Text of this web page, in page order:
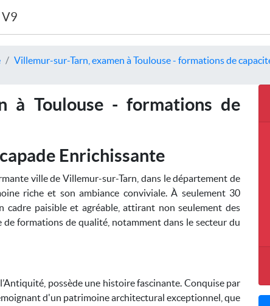
V9
Villemur-sur-Tarn, examen à Toulouse - formations de
à Toulouse - formations de
Enrichissante
ville de Villemur-sur-Tarn, dans le département de
riche et son ambiance conviviale. À seulement 30
cadre paisible et agréable, attirant non seulement des
formations de qualité, notamment dans le secteur du
possède une histoire fascinante. Conquise par
d'un patrimoine architectural exceptionnel, que